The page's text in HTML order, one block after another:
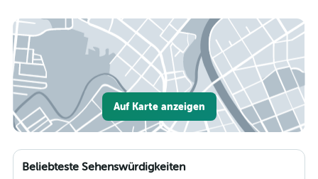
Auf Karte anzeigen
Beliebteste Sehenswürdigkeiten